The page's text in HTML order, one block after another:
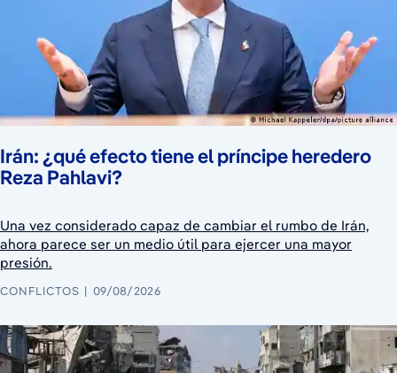
Irán: ¿qué efecto tiene el príncipe heredero
Reza Pahlavi?
Una vez considerado capaz de cambiar el rumbo de Irán,
ahora parece ser un medio útil para ejercer una mayor
presión.
CONFLICTOS 09/08/2026